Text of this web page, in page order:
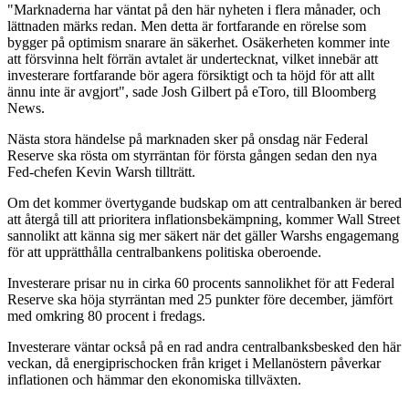
"Marknaderna har väntat på den här nyheten i flera månader, och
lättnaden märks redan. Men detta är fortfarande en rörelse som
bygger på optimism snarare än säkerhet. Osäkerheten kommer inte
att försvinna helt förrän avtalet är undertecknat, vilket innebär att
investerare fortfarande bör agera försiktigt och ta höjd för att allt
ännu inte är avgjort", sade Josh Gilbert på eToro, till Bloomberg
News.
Nästa stora händelse på marknaden sker på onsdag när Federal
Reserve ska rösta om styrräntan för första gången sedan den nya
Fed-chefen Kevin Warsh tillträtt.
Om det kommer övertygande budskap om att centralbanken är bered
att återgå till att prioritera inflationsbekämpning, kommer Wall Street
sannolikt att känna sig mer säkert när det gäller Warshs engagemang
för att upprätthålla centralbankens politiska oberoende.
Investerare prisar nu in cirka 60 procents sannolikhet för att Federal
Reserve ska höja styrräntan med 25 punkter före december, jämfört
med omkring 80 procent i fredags.
Investerare väntar också på en rad andra centralbanksbesked den här
veckan, då energiprischocken från kriget i Mellanöstern påverkar
inflationen och hämmar den ekonomiska tillväxten.